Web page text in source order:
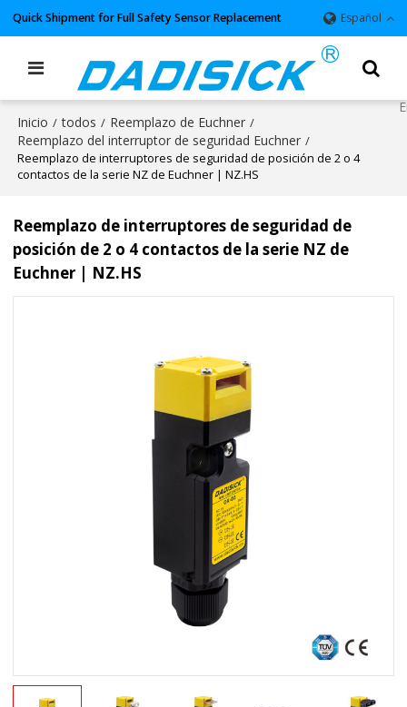
Quick Shipment for Full Safety Sensor Replacement Español
Inicio / todos / Reemplazo de Euchner /
Reemplazo del interruptor de seguridad Euchner /
Reemplazo de interruptores de seguridad de posición de 2 o 4
contactos de la serie NZ de Euchner | NZ.HS
Reemplazo de interruptores de seguridad de
posición de 2 o 4 contactos de la serie NZ de
Euchner | NZ.HS